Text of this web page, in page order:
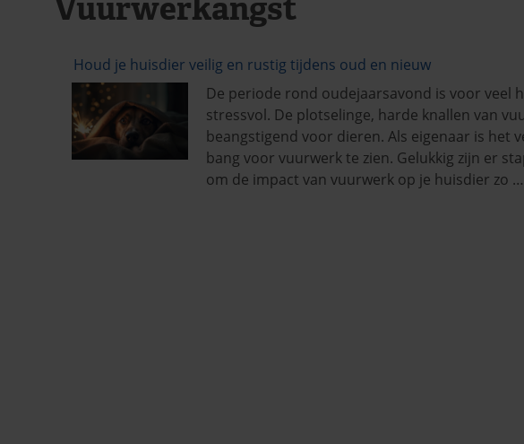
Houd je huisdier veilig en rustig tijdens oud en nieuw
De periode rond oudejaarsavond is voor veel
stressvol. De plotselinge, harde knallen van
beangstigend voor dieren. Als eigenaar is het
bang voor vuurwerk te zien. Gelukkig zijn er
om de impact van vuurwerk op je huisdier zo …